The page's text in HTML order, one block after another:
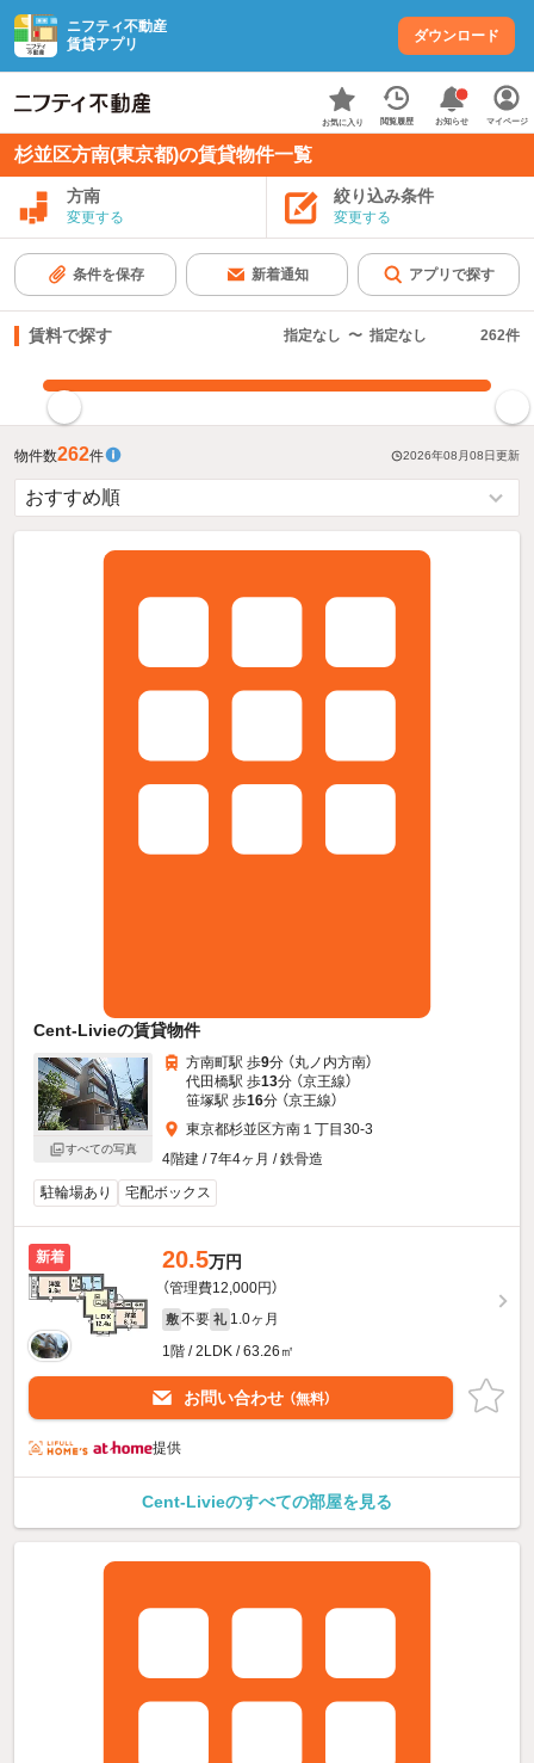
ニフティ不動産
賃貸アプリ
ダウンロード
お気に入り 閲覧履歴 お知らせ マイページ
杉並区方南(東京都)の賃貸物件一覧
方南
変更する
絞り込み条件
変更する
条件を保存 新着通知 アプリで探す
賃料で探す 指定なし 〜 指定なし 262件
物件数262件 2026年08月08日更新
Cent-Livieの賃貸物件
すべての写真
方南町駅 歩9分 （丸ノ内方南）
代田橋駅 歩13分 （京王線）
笹塚駅 歩16分 （京王線）
東京都杉並区方南１丁目30-3
4階建 / 7年4ヶ月 / 鉄骨造
駐輪場あり
宅配ボックス
新着 20.5万円
（管理費12,000円）
敷 不要 礼 1.0ヶ月
1階 / 2LDK / 63.26㎡
お問い合わせ （無料）
提供
Cent-Livieのすべての部屋を見る